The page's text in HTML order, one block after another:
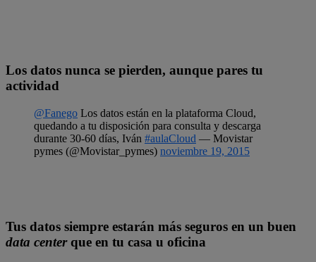
Los datos nunca se pierden, aunque pares tu
actividad
@Fanego Los datos están en la plataforma Cloud,
quedando a tu disposición para consulta y descarga
durante 30-60 días, Iván #aulaCloud — Movistar
pymes (@Movistar_pymes) noviembre 19, 2015
Tus datos siempre estarán más seguros en un buen
data centerque en tu casa u oficina